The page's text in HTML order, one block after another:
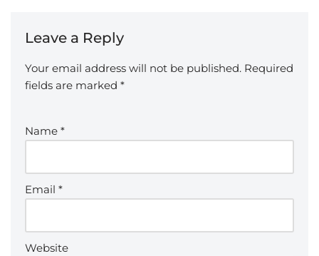
Leave a Reply
Your email address will not be published. Required
fields are marked *
Name *
Email *
Website